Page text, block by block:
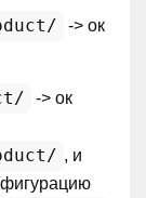
-> ок
-> ок
, и